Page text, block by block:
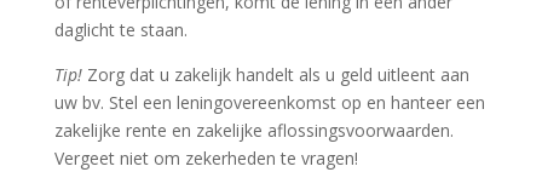
daglicht te staan.
Tip! Zorg dat u zakelijk handelt als u geld uitleent aan
uw bv. Stel een leningovereenkomst op en hanteer een
zakelijke rente en zakelijke aflossingsvoorwaarden.
Vergeet niet om zekerheden te vragen!